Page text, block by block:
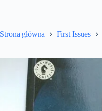
Strona główna First Issues